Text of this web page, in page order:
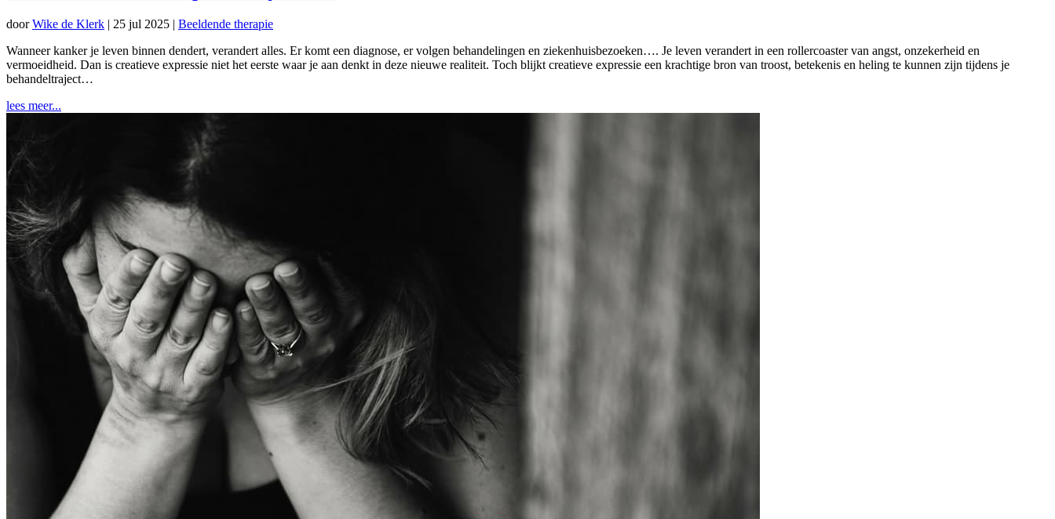
doorWike de Klerk | 25 jul 2025 | Beeldende therapie
Wanneer kanker je leven binnen dendert, verandert alles. Er komt een diagnose, er volgen behandelingen en ziekenhuisbezoeken…. Je leven verandert in een rollercoaster van angst, onzekerheid en
vermoeidheid. Dan is creatieve expressie niet het eerste waar je aan denkt in deze nieuwe realiteit. Toch blijkt creatieve expressie een krachtige bron van troost, betekenis en heling te kunnen zijn tijdens je
behandeltraject…
lees meer...